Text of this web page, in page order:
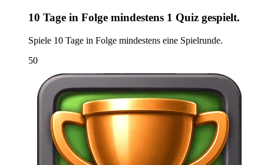
10 Tage in Folge mindestens 1 Quiz gespielt.
Spiele 10 Tage in Folge mindestens eine Spielrunde.
50